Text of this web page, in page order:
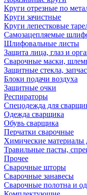
Круги отрезные по
Круги зачистные
Круги лепестковые
Самозацепляемые
Шлифовальные листы
Защита лица, глаз и
Сварочные маски,
Защитные стекла,
Блоки подачи воздуха
Защитные очки
Респираторы
Спецодежда для
Одежда сварщика
Обувь сварщика
Перчатки сварочные
Химические материалы
Травильные пасты,
Прочее
Сварочные шторы
Сварочные занавесы
Сварочные полотна и